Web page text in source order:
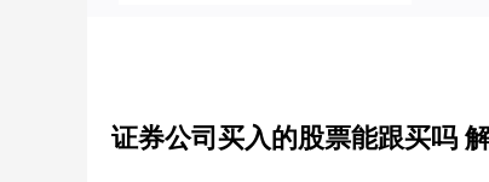
证券公司买入的股票能跟买吗